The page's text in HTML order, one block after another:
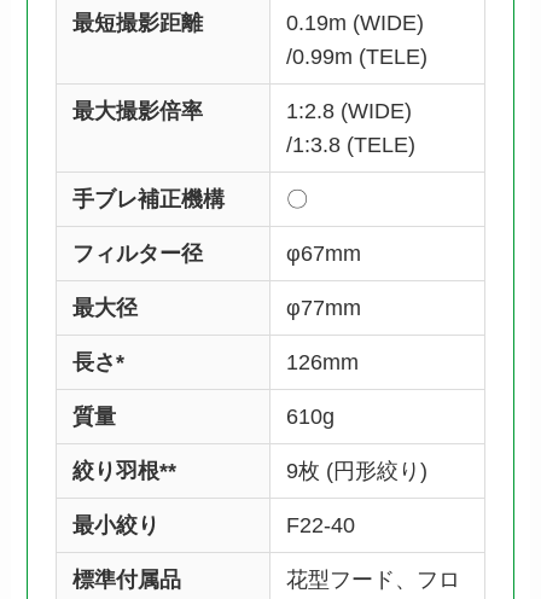
最短撮影距離
0.19m (WIDE)
/0.99m (TELE)
最大撮影倍率
1:2.8 (WIDE)
/1:3.8 (TELE)
手ブレ補正機構 〇
フィルター径 φ67mm
最大径 φ77mm
長さ* 126mm
質量 610g
絞り羽根** 9枚 (円形絞り)
最小絞り F22-40
標準付属品
花型フード、フロ